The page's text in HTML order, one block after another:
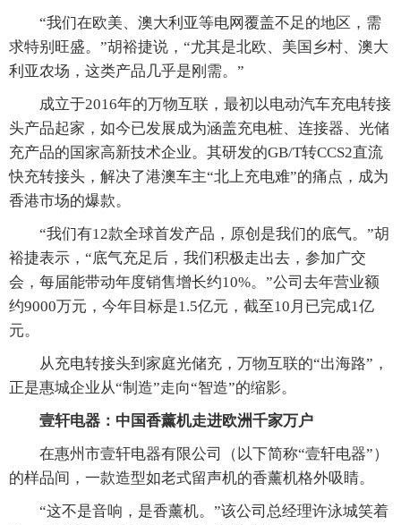
“我们在欧美、澳大利亚等电网覆盖不足的地区，需
求特别旺盛。”胡裕捷说，“尤其是北欧、美国乡村、澳大
利亚农场，这类产品几乎是刚需。”
成立于2016年的万物互联，最初以电动汽车充电转接
头产品起家，如今已发展成为涵盖充电桩、连接器、光储
充产品的国家高新技术企业。其研发的GB/T转CCS2直流
快充转接头，解决了港澳车主“北上充电难”的痛点，成为
香港市场的爆款。
“我们有12款全球首发产品，原创是我们的底气。”胡
裕捷表示，“底气充足后，我们积极走出去，参加广交
会，每届能带动年度销售增长约10%。”公司去年营业额
约9000万元，今年目标是1.5亿元，截至10月已完成1亿
元。
从充电转接头到家庭光储充，万物互联的“出海路”，
正是惠城企业从“制造”走向“智造”的缩影。
壹轩电器：中国香薰机走进欧洲千家万户
在惠州市壹轩电器有限公司（以下简称“壹轩电器”）
的样品间，一款造型如老式留声机的香薰机格外吸睛。
“这不是音响，是香薰机。”该公司总经理许泳城笑着